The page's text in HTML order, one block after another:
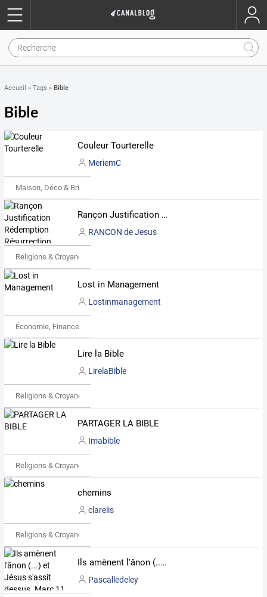
Accueil » Tags » Bible
Bible
Couleur Tourterelle
MeriemC
Maison, Déco & Bricolage
Rançon Justification Rédemption Résurrection
RANCON de Jesus
Religions & Croyances
Lost in Management
Lostinmanagement
Économie, Finance & Droit
Lire la Bible
LirelaBible
Religions & Croyances
PARTAGER LA BIBLE
Imabible
Religions & Croyances
chemins
clarelis
Religions & Croyances
Ils amènent l'ânon (...) et Jésus s'assit dessus. Marc 11, 7.
Pascalledeley